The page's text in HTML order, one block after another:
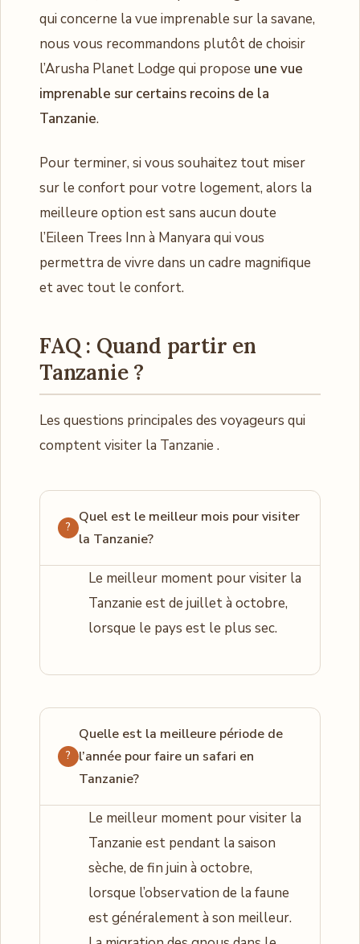
qui concerne la vue imprenable sur la savane,
nous vous recommandons plutôt de choisir
l’Arusha Planet Lodge qui propose une vue
imprenable sur certains recoins de la
Tanzanie.
Pour terminer, si vous souhaitez tout miser
sur le confort pour votre logement, alors la
meilleure option est sans aucun doute
l’Eileen Trees Inn à Manyara qui vous
permettra de vivre dans un cadre magnifique
et avec tout le confort.
FAQ : Quand partir en
Tanzanie ?
Les questions principales des voyageurs qui
comptent visiter la Tanzanie .
Quel est le meilleur mois pour visiter
la Tanzanie?
Le meilleur moment pour visiter la
Tanzanie est de juillet à octobre,
lorsque le pays est le plus sec.
Quelle est la meilleure période de
l’année pour faire un safari en
Tanzanie?
Le meilleur moment pour visiter la
Tanzanie est pendant la saison
sèche, de fin juin à octobre,
lorsque l’observation de la faune
est généralement à son meilleur.